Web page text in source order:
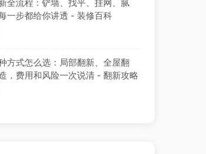
全流程：铲墙、找平、挂网、腻
一步都给你讲透 - 装修百科
方式怎么选：局部翻新、全屋翻
，费用和风险一次说清 - 翻新攻略